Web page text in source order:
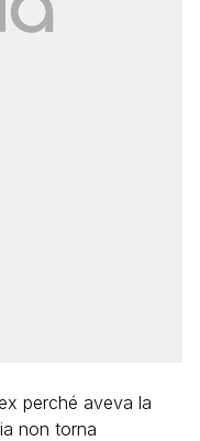
perché aveva la
non torna